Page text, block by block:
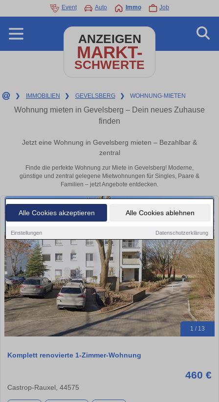
Alle Cookies akzeptieren Alle Cookies ablehnen
Einstellungen Datenschutzerklärung
Event Auto Immo Job
ANZEIGEN
MARKT-
SCHWERTE
❯ IMMOBILIEN ❯ GEVELSBERG ❯ WOHNUNG-MIETEN
Wohnung mieten in Gevelsberg – Dein neues Zuhause
finden
Jetzt eine Wohnung in Gevelsberg mieten – Bezahlbar &
zentral
Finde die perfekte Wohnung zur Miete in Gevelsberg! Moderne,
günstige und zentral gelegene Mietwohnungen für Singles, Paare &
Familien – jetzt Angebote entdecken.
1 / 13
Komplett renovierte 1-Zimmer-Wohnung
460 €
Castrop-Rauxel, 44575